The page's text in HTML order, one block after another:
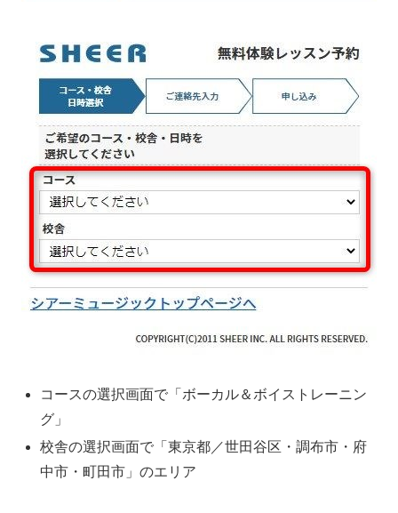
コースの選択画面で「ボーカル＆ボイストレーニン
グ」
校舎の選択画面で「東京都／世田谷区・調布市・府
中市・町田市」のエリア